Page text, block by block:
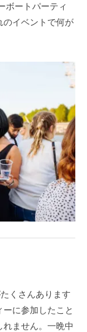
ボートパーティ
のイベントで何が
くさんあります
に参加したこと
ません。一晩中